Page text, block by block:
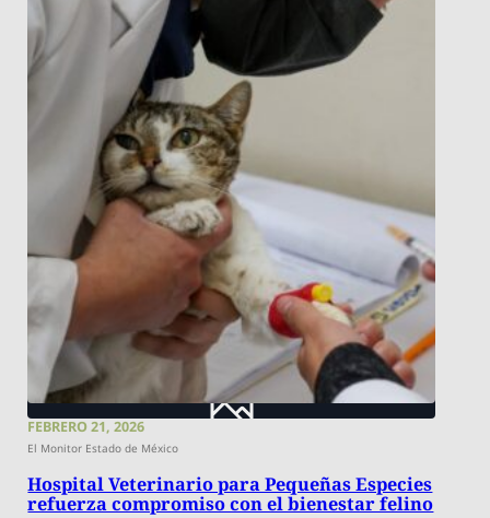
FEBRERO 21, 2026
El Monitor Estado de México
Hospital Veterinario para Pequeñas Especies
refuerza compromiso con el bienestar felino